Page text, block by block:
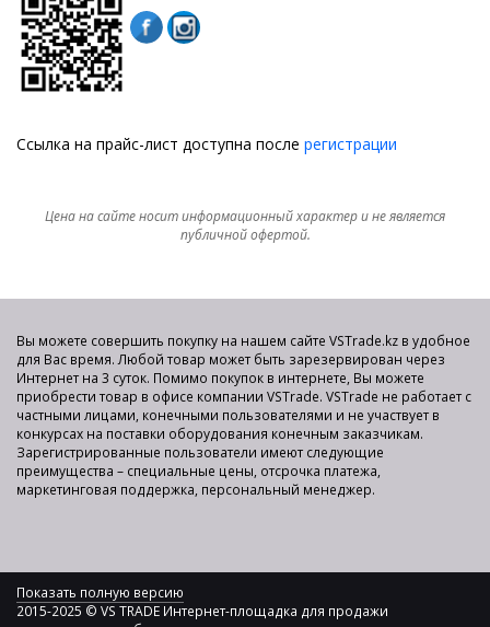
Ссылка на прайс-лист доступна после регистрации
Цена на сайте носит информационный характер и не является
публичной офертой.
Вы можете совершить покупку на нашем сайте VSTrade.kz в удобное
для Вас время. Любой товар может быть зарезервирован через
Интернет на 3 суток. Помимо покупок в интернете, Вы можете
приобрести товар в офисе компании VSTrade. VSTrade не работает с
частными лицами, конечными пользователями и не участвует в
конкурсах на поставки оборудования конечным заказчикам.
Зарегистрированные пользователи имеют следующие
преимущества – специальные цены, отсрочка платежа,
маркетинговая поддержка, персональный менеджер.
Показать полную версию
2015-2025 © VS TRADE Интернет-площадка для продажи